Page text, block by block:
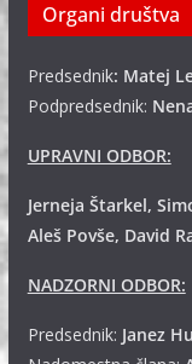
Organi društva
Predsednik: Matej
Podpredsednik:
UPRAVNI ODBOR:
Jerneja Štarkel,
Aleš Povše, David
NADZORNI ODBOR:
Predsednik: Janez